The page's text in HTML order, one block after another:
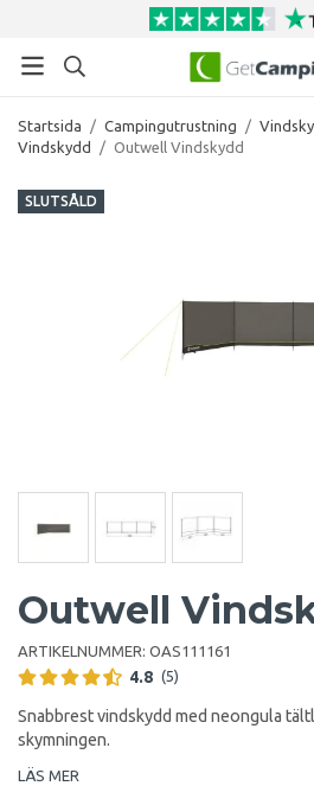
Startsida / Campingutrustning /
Vindskydd
/ Outwell Vindskydd
SLUTSÅLD
Outwell
ARTIKELNUMMER: OAS111161
4.8 (5)
Snabbrest vindskydd med neongula
skymningen.
LÄS MER